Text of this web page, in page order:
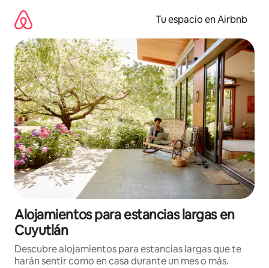
contenido
Tu espacio en Airbnb
Alojamientos para estancias largas en
Cuyutlán
Descubre alojamientos para estancias largas que te
harán sentir como en casa durante un mes o más.